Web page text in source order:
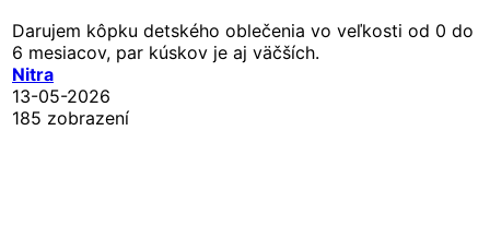
Darujem kôpku detského oblečenia vo veľkosti od 0 do
6 mesiacov, par kúskov je aj väčších.
Nitra
13-05-2026
185 zobrazení